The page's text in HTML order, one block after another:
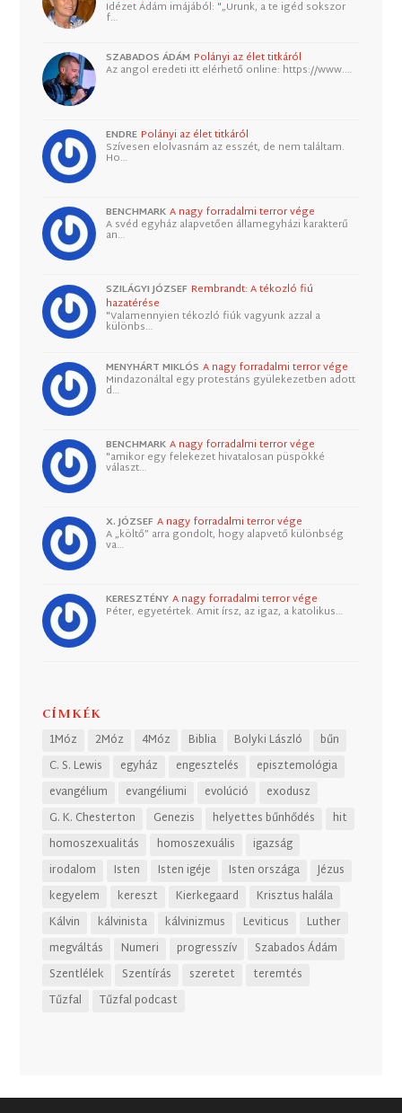
Idézet Ádám imájából: "„Urunk, a te igéd sokszor
f…
SZABADOS ÁDÁM Polányi az élet titkáról
Az angol eredeti itt elérhető online: https://www.…
ENDRE Polányi az élet titkáról
Szívesen elolvasnám az esszét, de nem találtam.
Ho…
BENCHMARK A nagy forradalmi terror vége
A svéd egyház alapvetően államegyházi karakterű
an…
SZILÁGYI JÓZSEF Rembrandt: A tékozló fiú
hazatérése
"Valamennyien tékozló fiúk vagyunk azzal a
különbs…
MENYHÁRT MIKLÓS A nagy forradalmi terror vége
Mindazonáltal egy protestáns gyülekezetben adott
d…
BENCHMARK A nagy forradalmi terror vége
"amikor egy felekezet hivatalosan püspökké
választ…
X. JÓZSEF A nagy forradalmi terror vége
A „költő” arra gondolt, hogy alapvető különbség
va…
KERESZTÉNY A nagy forradalmi terror vége
Péter, egyetértek. Amit írsz, az igaz, a katolikus…
CÍMKÉK
1Móz 2Móz 4Móz Biblia Bolyki László
bűn
C. S. Lewis
egyház engesztelés
episztemológia
evangélium
evangéliumi evolúció
exodusz
G. K. Chesterton
Genezis helyettes bűnhődés
hit
homoszexualitás
homoszexuális
igazság
irodalom
Isten Isten igéje Isten országa
Jézus
kegyelem
kereszt Kierkegaard
Krisztus halála
Kálvin
kálvinista kálvinizmus Leviticus
Luther
megváltás
Numeri progresszív
Szabados Ádám
Szentlélek
Szentírás szeretet
teremtés
Tűzfal
Tűzfal podcast